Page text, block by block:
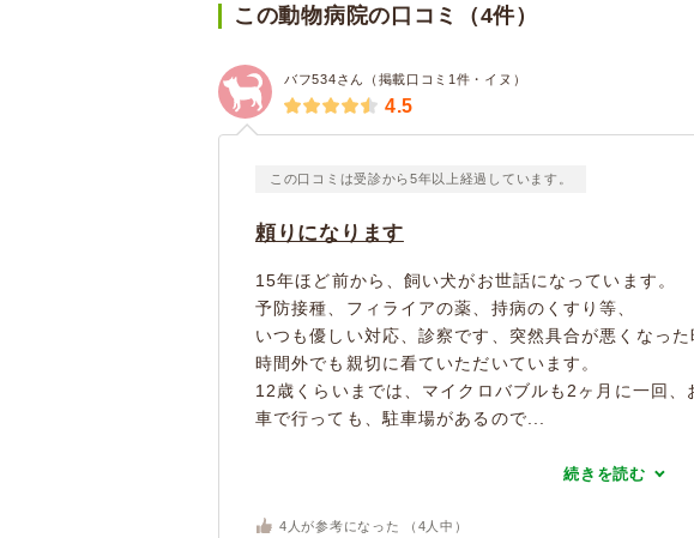
この動物病院の口コミ（4件）
バフ534さん（掲載口コミ1件・イヌ）
4.5
この口コミは受診から5年以上経過しています。
頼りになります
15年ほど前から、飼い犬がお世話になっています。
予防接種、フィライアの薬、持病のくすり等、
いつも優しい対応、診察です、突然具合が悪くなった
時間外でも親切に看ていただいています。
12歳くらいまでは、マイクロバブルも2ヶ月に一回、
車で行っても、駐車場があるので...
続きを読む
4 人が参考になった （ 4 人中）